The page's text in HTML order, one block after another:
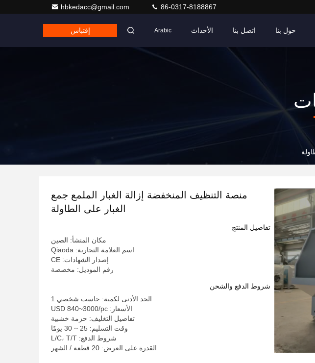
hbkedacc@gmail.com 86-0317-8188867
حول بنا اتصل بنا الأحداث Arabic إقتباس
منصة التنظيف المنخفضة إزالة الغبار الملمع جمع
الغبار على الطاولة
تفاصيل المنتج
مكان المنشأ: الصين
اسم العلامة التجارية: Qiaoda
إصدار الشهادات: CE
رقم الموديل: مخصصة
شروط الدفع والشحن
الحد الأدنى لكمية: حاسب شخصي 1
الأسعار: USD 840~3000/pc
تفاصيل التغليف: حزمة خشبية
وقت التسليم: 25 ~ 30 يومًا
شروط الدفع: L/C، T/T
القدرة على العرض: 20 قطعة / الشهر